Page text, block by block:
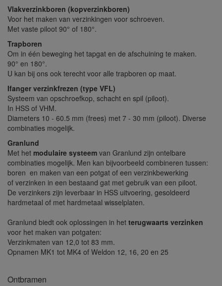
Vlakverzinkboren (kopverzinkboren)
Voor het maken van verzinkingen voor schroeven.
Met vaste piloot 90° of 180°.
Trapboren
Om in één beweging het tapgat en de afschuining te maken.
90° en 180°.
U kan bij ons ook terecht voor alle trapboren op maat.
Ifanger verzinkfrezen (type VFL)
Systeem van opschroefkop, schacht en spil (piloot).
In HSS of VHM.
Diameters 10 - 60.5 mm (frees) met 7 - 30 mm (piloot). Diverse
combinaties mogelijk.
Granlund
Met het modulaire systeem van Granlund zijn ontelbare
combinaties mogelijk. Men kan bijvoorbeeld combineren tussen:
boren en maken van een potgat of een verzinkbewerking
of verzinken in een bestaand gat met gebruik van een piloot.
De verzinkers zijn leverbaar in HSS uitvoering, gesoldeerd
hardmetaal of met hardmetaal wisselplaten.
Granlund biedt ook oplossingen in het terugwaarts verzinken
voor het maken van potgaten:
Verzinkmaten van 12,0 tot 83 mm.
Opnamen MK1 tot MK4 of Weldon 12, 16, 20 en 25
Ontbramen